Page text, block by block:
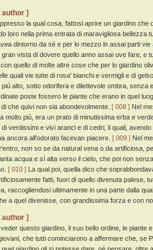
author ]
la qual cosa, fattosi aprire un giardino che
loro nella prima entrata di maravigliosa bellezza
dintorno da sé e per lo mezzo in assai parti
vista di dovere quello anno assai uve fare, e
quello di molte altre cose che per lo giardino
quali vie tutte di rosa' bianchi e vermigli e di
piú alto, sotto odorifera e dilettevole ombra, senza
poste fossero le piante che erano in quel
che quivi non sia abondevolmente. [ 008 ] Nel
molto piú, era un prato di minutissima erba e
di verdissimi e vivi aranci e di cedri, li quali,
ancora all'odorato facevan piacere. [ 009 ] Nel
non so se da natural vena o da artificiosa,
acqua e sí alta verso il cielo, che poi non
[ 010 ] La qual poi, quella dico che
fatti, fuori di quello divenuta palese,
raccogliendosi ultimamente in una parte dalla
a quel divenisse, con grandissima forza e con
author ]
veder questo giardino, il suo bello ordine, le piante
che tutti cominciarono a affermare che, se